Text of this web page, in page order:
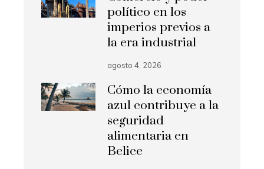
político en los
imperios previos a
la era industrial
agosto 4, 2026
Cómo la economía
azul contribuye a la
seguridad
alimentaria en
Belice